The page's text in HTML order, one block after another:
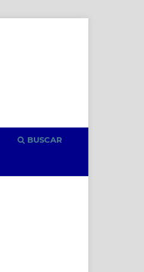
BUSCAR